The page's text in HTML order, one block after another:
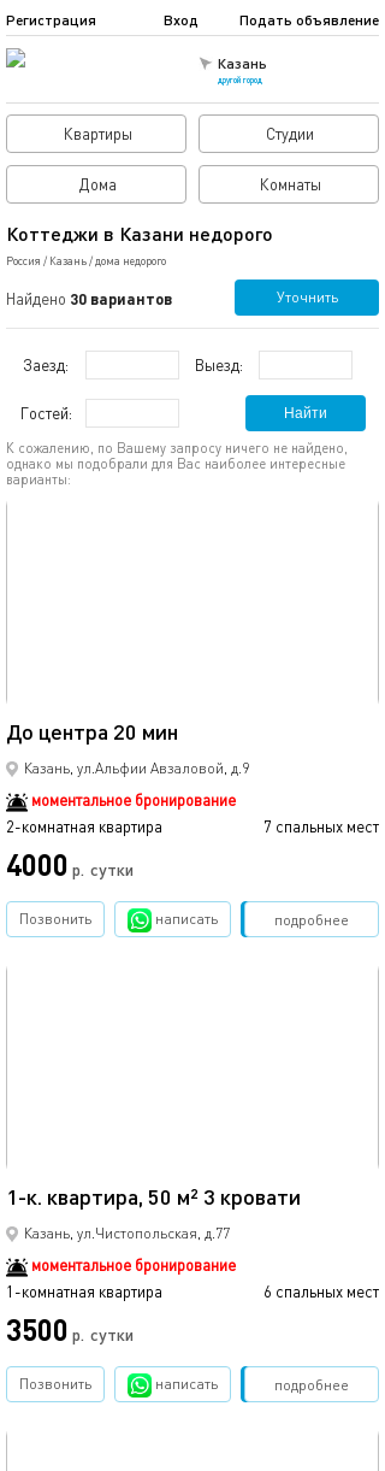
Казань
другой город
Подать объявление
Регистрация Вход
Квартиры Студии
Дома Комнаты
Коттеджи в Казани недорого
Россия / Казань/ дома недорого
Найдено 30 вариантов Уточнить
Заезд: Выезд:
Гостей: Найти
К сожалению, по Вашему запросу ничего не найдено,
однако мы подобрали для Вас наиболее интересные
варианты:
До центра 20 мин
Казань, ул.Альфии Авзаловой, д.9
моментальное бронирование
2-комнатная квартира
7 спальных мест
4000 р. сутки
подробнее
Позвонить написать Забронировать
1-к. квартира, 50 м² 3 кровати
Казань, ул.Чистопольская, д.77
моментальное бронирование
1-комнатная квартира
6 спальных мест
3500 р. сутки
подробнее
Позвонить написать Забронировать